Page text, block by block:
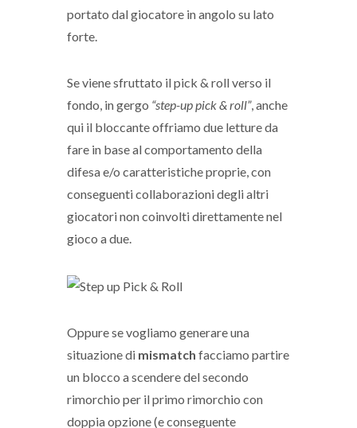
portato dal giocatore in angolo su lato
forte.
Se viene sfruttato il pick & roll verso il
fondo, in gergo “step-up pick & roll”, anche
qui il bloccante offriamo due letture da
fare in base al comportamento della
difesa e/o caratteristiche proprie, con
conseguenti collaborazioni degli altri
giocatori non coinvolti direttamente nel
gioco a due.
Oppure se vogliamo generare una
situazione di mismatch facciamo partire
un blocco a scendere del secondo
rimorchio per il primo rimorchio con
doppia opzione (e conseguente